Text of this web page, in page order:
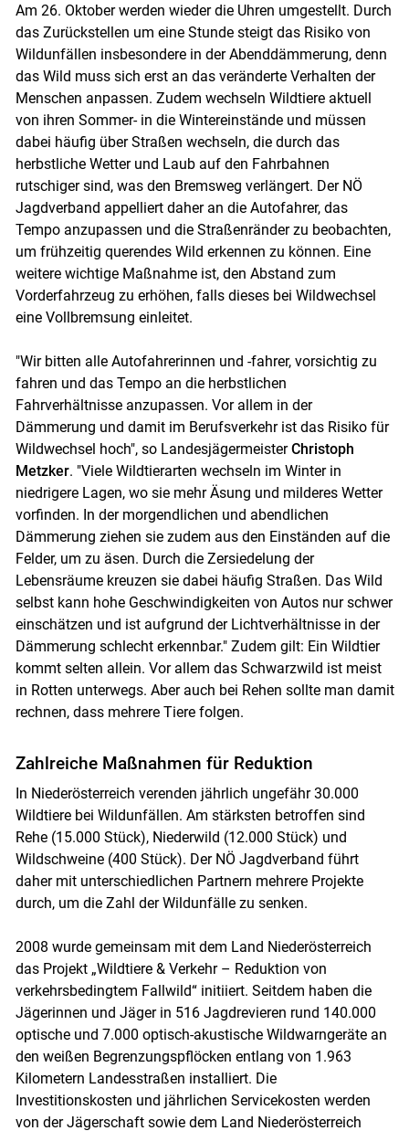
Skip to main content
Am 26. Oktober werden wieder die Uhren umgestellt. Durch
das Zurückstellen um eine Stunde steigt das Risiko von
Wildunfällen insbesondere in der Abenddämmerung, denn
das Wild muss sich erst an das veränderte Verhalten der
Menschen anpassen. Zudem wechseln Wildtiere aktuell
von ihren Sommer- in die Wintereinstände und müssen
dabei häufig über Straßen wechseln, die durch das
herbstliche Wetter und Laub auf den Fahrbahnen
rutschiger sind, was den Bremsweg verlängert. Der NÖ
Jagdverband appelliert daher an die Autofahrer, das
Tempo anzupassen und die Straßenränder zu beobachten,
um frühzeitig querendes Wild erkennen zu können. Eine
weitere wichtige Maßnahme ist, den Abstand zum
Vorderfahrzeug zu erhöhen, falls dieses bei Wildwechsel
eine Vollbremsung einleitet.
"Wir bitten alle Autofahrerinnen und -fahrer, vorsichtig zu
fahren und das Tempo an die herbstlichen
Fahrverhältnisse anzupassen. Vor allem in der
Dämmerung und damit im Berufsverkehr ist das Risiko für
Wildwechsel hoch", so LandesjägermeisterChristoph
Metzker. "Viele Wildtierarten wechseln im Winter in
niedrigere Lagen, wo sie mehr Äsung und milderes Wetter
vorfinden. In der morgendlichen und abendlichen
Dämmerung ziehen sie zudem aus den Einständen auf die
Felder, um zu äsen. Durch die Zersiedelung der
Lebensräume kreuzen sie dabei häufig Straßen. Das Wild
selbst kann hohe Geschwindigkeiten von Autos nur schwer
einschätzen und ist aufgrund der Lichtverhältnisse in der
Dämmerung schlecht erkennbar." Zudem gilt: Ein Wildtier
kommt selten allein. Vor allem das Schwarzwild ist meist
in Rotten unterwegs. Aber auch bei Rehen sollte man damit
rechnen, dass mehrere Tiere folgen.
Zahlreiche Maßnahmen für Reduktion
In Niederösterreich verenden jährlich ungefähr 30.000
Wildtiere bei Wildunfällen. Am stärksten betroffen sind
Rehe (15.000 Stück), Niederwild (12.000 Stück) und
Wildschweine (400 Stück). Der NÖ Jagdverband führt
daher mit unterschiedlichen Partnern mehrere Projekte
durch, um die Zahl der Wildunfälle zu senken.
2008 wurde gemeinsam mit dem Land Niederösterreich
das Projekt „Wildtiere & Verkehr – Reduktion von
verkehrsbedingtem Fallwild“ initiiert. Seitdem haben die
Jägerinnen und Jäger in 516 Jagdrevieren rund 140.000
optische und 7.000 optisch-akustische Wildwarngeräte an
den weißen Begrenzungspflöcken entlang von 1.963
Kilometern Landesstraßen installiert. Die
Investitionskosten und jährlichen Servicekosten werden
von der Jägerschaft sowie dem Land Niederösterreich